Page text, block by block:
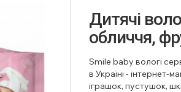
Дитячі
обличчя,
Smile baby вологі
в Україні - інтернет-
іграшок, пустушок,